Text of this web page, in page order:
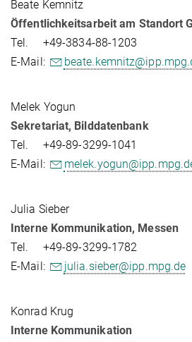
Beate Kemnitz
Öffentlichkeitsarbeit am Standort
Tel. +49-3834-88-1203
E-Mail:
Melek Yogun
Sekretariat, Bilddatenbank
Tel. +49-89-3299-1041
E-Mail:
Julia Sieber
Interne Kommunikation, Messen
Tel. +49-89-3299-1782
E-Mail:
julia.sieber@ipp.mpg.de
Konrad Krug
Interne Kommunikation